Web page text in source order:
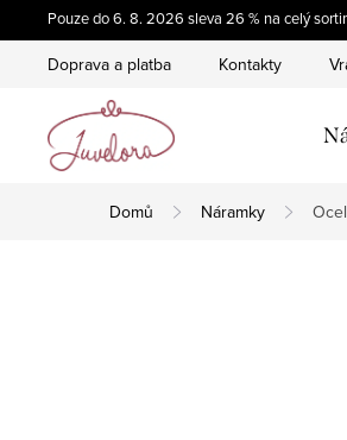
na
Pouze do 6. 8. 2026 sleva 26 % na celý
Doprava a platba Kontakty
Domů Náramky